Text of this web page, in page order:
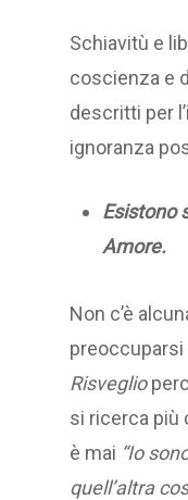
Schiavitù e
coscienza e
descritti per
ignoranza
Esistono
Amore.
Non c’è
preoccuparsi
Risveglio
si ricerca più
è mai “Io
quell’altra